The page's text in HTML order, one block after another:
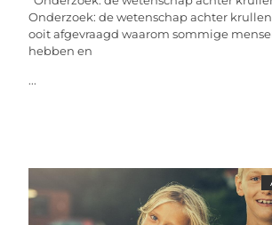
Onderzoek: de wetenschap achter
ooit afgevraagd waarom sommige
hebben en
...